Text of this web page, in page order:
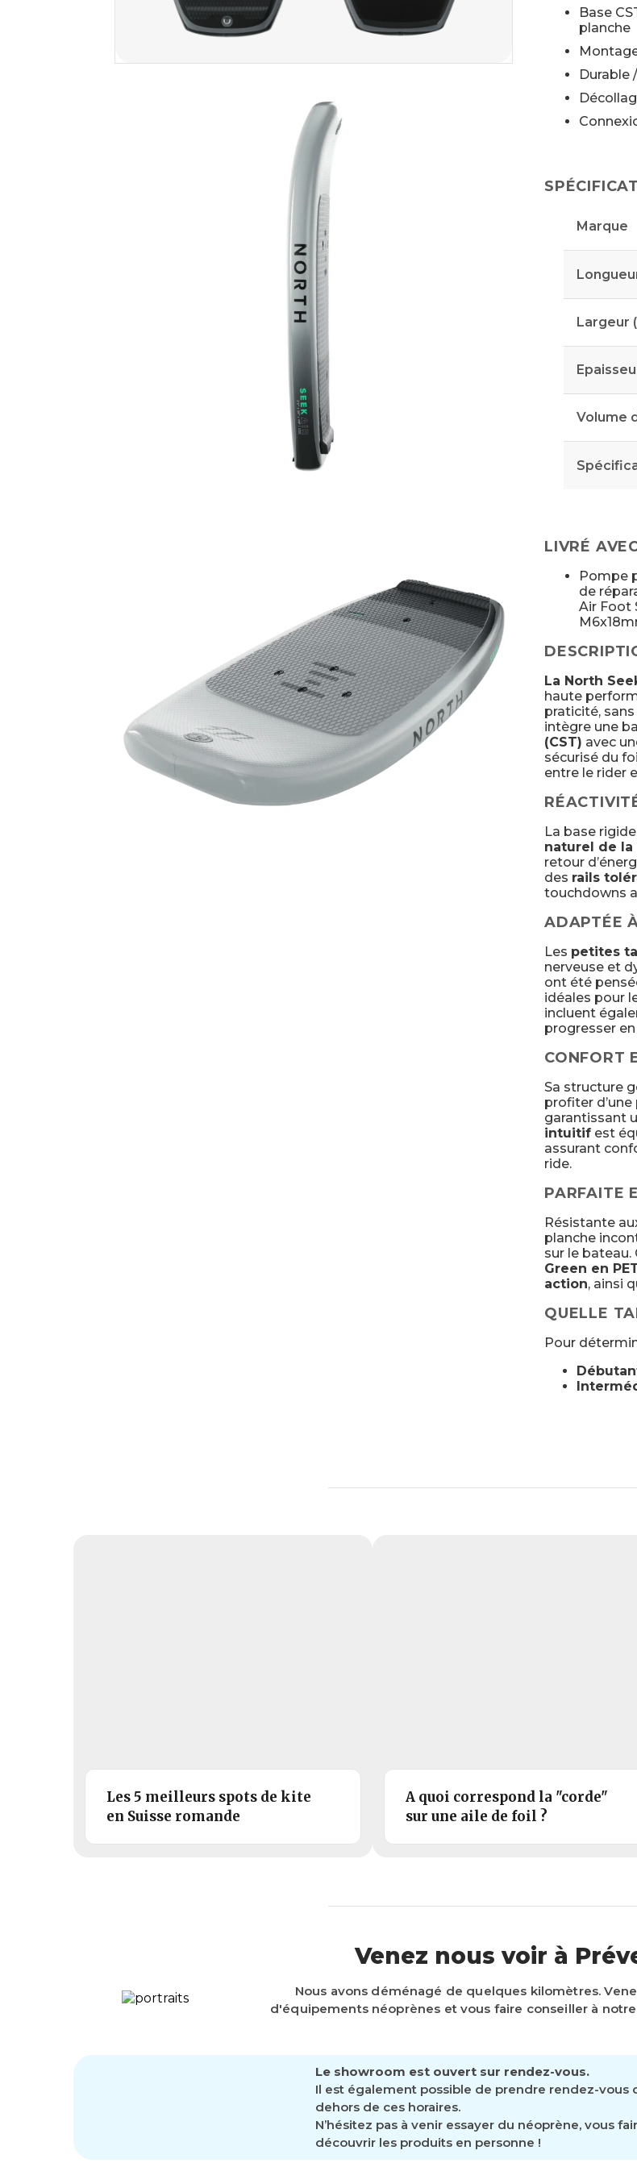
Base
planche
Durable
Marque
Largeur
Volume
LIVRÉ
Pompe
de
Air Foot
La North
haute
praticité,
intègre une
(CST) avec
sécurisé du
entre le rider
La base
naturel de la
retour
des rails
touchdowns
ADAPTÉE
Les petites
nerveuse et
ont été
idéales pour
incluent
progresser
CONFORT
Sa structure
profiter
garantissant
intuitifest
assurant
ride.
PARFAITE
Résistante
planche
sur le bateau.
Green en
action, ainsi
QUELLE
Pour
Les 5 meilleurs spots de kite
en Suisse romande
A quoi correspond la "corde"
sur une aile de foil ?
Venez nous voir à
Nous avons déménagé de quelques kilomètres.
d'équipements néoprènes et vous faire conseiller à
Le showroom est ouvert sur rendez-vous.
Il est également possible de prendre rendez-vous
dehors de ces horaires.
N’hésitez pas à venir essayer du néoprène, vous
découvrir les produits en personne !